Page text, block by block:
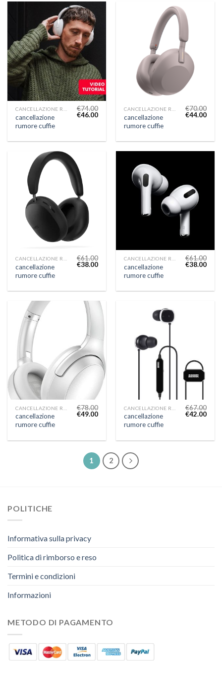
cancellazione
rumore cuffie
€74.00
€46.00
cancellazione
rumore cuffie
€70.00
€44.00
cancellazione
rumore cuffie
€61.00
€38.00
cancellazione
rumore cuffie
€61.00
€38.00
cancellazione
rumore cuffie
€78.00
€49.00
cancellazione
rumore cuffie
€67.00
€42.00
1 2
POLITICHE
Informativa sulla privacy
Politica di rimborso e reso
Termini e condizioni
Informazioni
METODO DI PAGAMENTO